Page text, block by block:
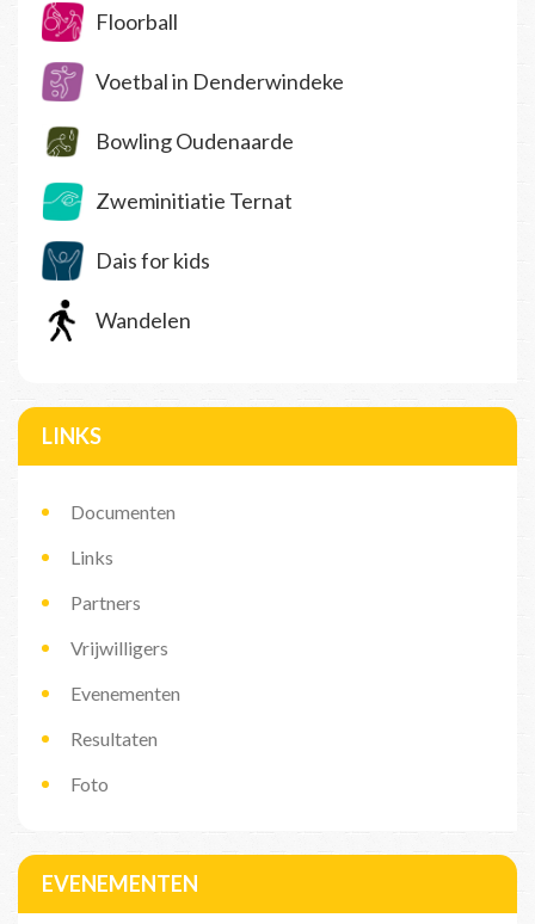
Floorball
Voetbal in Denderwindeke
Bowling Oudenaarde
Zweminitiatie Ternat
Dais for kids
Wandelen
LINKS
Documenten
Links
Partners
Vrijwilligers
Evenementen
Resultaten
Foto
EVENEMENTEN